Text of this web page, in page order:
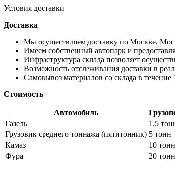
Условия доставки
Доставка
Мы осуществляем доставку по Москве,
Имеем собственный автопарк и
Инфраструктура склада позволяет
Возможность отслеживания доставки в
Самовывоз материалов со склада в
Стоимость
Автомобиль
Газель
1.5
Грузовик среднего тоннажа (пятитонник) 5 тонн
Камаз
10 тонн
Фура
20 тонн